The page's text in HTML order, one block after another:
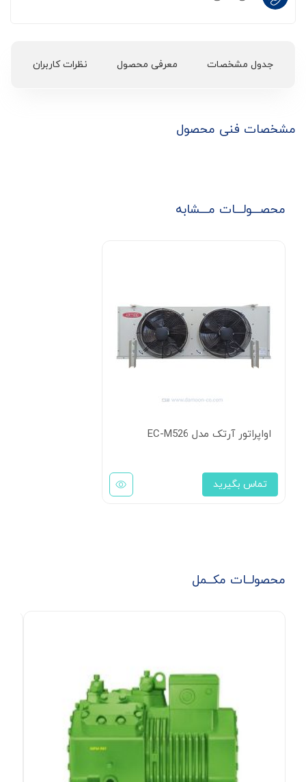
جدول مشخصات معرفی محصول نظرات کاربران
مشخصات فنی محصول
محصـــولـــات مـــشابه
اواپراتور آرتک مدل EC-M526
تماس بگیرید
محصولــات مکــمل